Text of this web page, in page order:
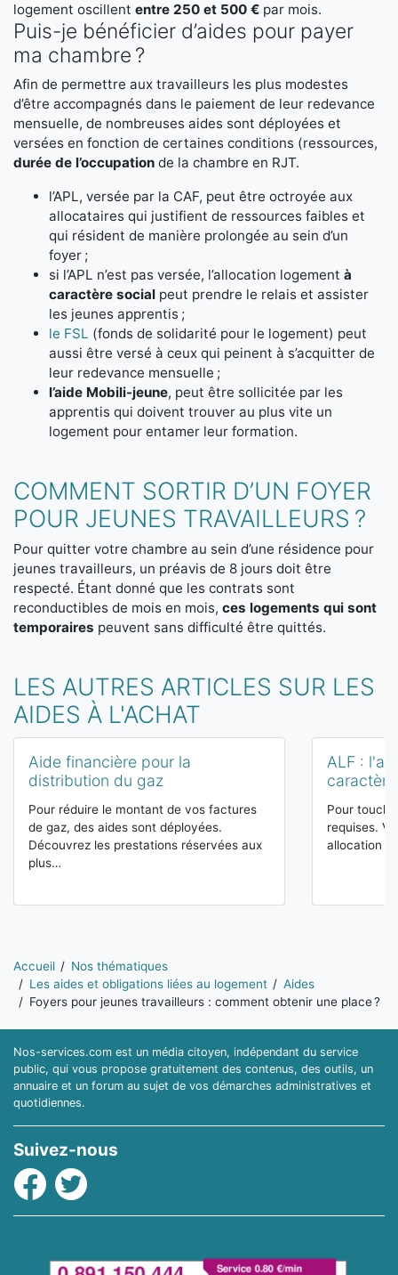
logement oscillent entre 250 et 500 € par mois.
Puis-je bénéficier d’aides pour payer
ma chambre ?
Afin de permettre aux travailleurs les plus modestes
d’être accompagnés dans le paiement de leur redevance
mensuelle, de nombreuses aides sont déployées et
versées en fonction de certaines conditions (ressources,
durée de l’occupation de la chambre en RJT.
l’APL, versée par la CAF, peut être octroyée aux
allocataires qui justifient de ressources faibles et
qui résident de manière prolongée au sein d’un
foyer ;
si l’APL n’est pas versée, l’allocation logement à
caractère social peut prendre le relais et assister
les jeunes apprentis ;
le FSL (fonds de solidarité pour le logement) peut
aussi être versé à ceux qui peinent à s’acquitter de
leur redevance mensuelle ;
l’aide Mobili-jeune, peut être sollicitée par les
apprentis qui doivent trouver au plus vite un
logement pour entamer leur formation.
COMMENT SORTIR D’UN FOYER
POUR JEUNES TRAVAILLEURS ?
Pour quitter votre chambre au sein d’une résidence pour
jeunes travailleurs, un préavis de 8 jours doit être
respecté. Étant donné que les contrats sont
reconductibles de mois en mois, ces logements qui sont
temporaires peuvent sans difficulté être quittés.
LES AUTRES ARTICLES SUR LES
AIDES À L'ACHAT
Aide financière pour la
distribution du gaz
Pour réduire le montant de vos factures
de gaz, des aides sont déployées.
Découvrez les prestations réservées aux
plus…
ALF :
Pour
requises.
allocation
Vous êtes ici:
Accueil
Nos thématiques
Les aides et obligations liées au logement
Aides
Foyers pour jeunes travailleurs : comment obtenir une place ?
Nos-services.com est un média citoyen, indépendant du service
public, qui vous propose gratuitement des contenus, des outils, un
annuaire et un forum au sujet de vos démarches administratives et
quotidiennes.
Suivez-nous
Facebook
Twitter